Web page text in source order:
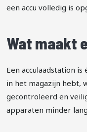
een accu volledig is
Wat maakt
Een acculaadstation
in het magazijn hebt,
gecontroleerd en
apparaten minder